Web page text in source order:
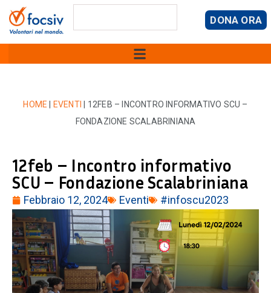
DONA ORA
HOME EVENTI
12FEB – INCONTRO INFORMATIVO SCU –
FONDAZIONE SCALABRINIANA
12feb – Incontro informativo
SCU – Fondazione Scalabriniana
Febbraio 12, 2024 Eventi #infoscu2023